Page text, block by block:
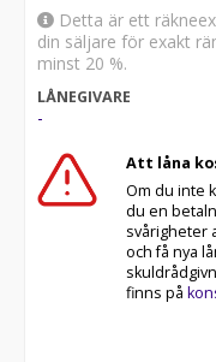
Detta är ett
din säljare för exakt
minst 20 %.
LÅNEGIVARE
-
Att låna
Om du inte
du en
svårigheter
och få nya
finns på